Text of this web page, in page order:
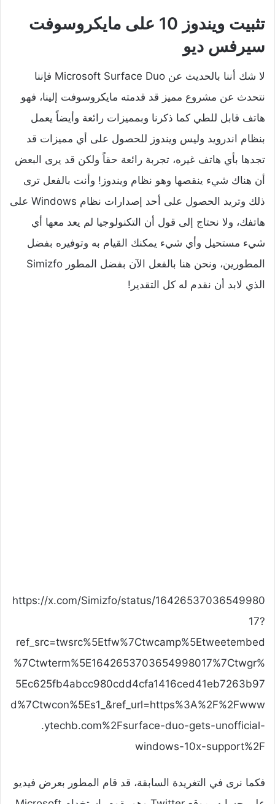
تثبيت ويندوز 10 على مايكروسوفت
سيرفس ديو
لا شك أننا بالحديث عن Microsoft Surface Duo فإننا
نتحدث عن مشروع مميز قد قدمته مايكروسوفت إلينا، فهو
هاتف قابل للطي كما ذكرنا وبمميزات رائعة وأيضاً يعمل
بنظام اندرويد وليس ويندوز للحصول على أي مميزات قد
تجدها بأي هاتف غيره، تجربة رائعة حقاً ولكن قد يرى البعض
أن هناك شيء ينقصها وهو نظام ويندوز! وأنت بالفعل ترى
ذلك وتريد الحصول على أحد إصدارات نظام Windows على
هاتفك، ولا نحتاج إلى قول أن التكنولوجيا لم يعد معها أي
شيء مستحيل وأي شيء يمكنك القيام به وتوفيره بفضل
المطورين، ونحن هنا بالفعل الآن بفضل المطور Simizfo
الذي لابد أن نقدم له كل التقدير!
https://x.com/Simizfo/status/16426537036549980
17?
ref_src=twsrc%5Etfw%7Ctwcamp%5Etweetembed
%7Ctwterm%5E1642653703654998017%7Ctwgr%
5Ec625fb4abcc980cdd4cfa1416ced41eb7263b97
d%7Ctwcon%5Es1_&ref_url=https%3A%2F%2Fwww
.ytechb.com%2Fsurface-duo-gets-unofficial-
windows-10x-support%2F
فكما نرى في التغريدة السابقة، قد قام المطور بعرض فيديو